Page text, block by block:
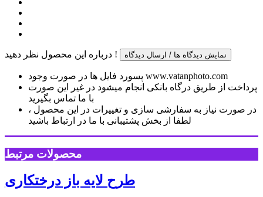
درباره این محصول نظر دهید ! نمایش دیدگاه ها / ارسال دیدگاه
پسورد فایل ها در صورت وجود www.vatanphoto.com
پرداخت از طریق درگاه بانکی انجام میشود در غیر این صورت
با ما تماس بگیرید
در صورت نیاز به سفارشی سازی و تغییرات در این محصول ،
لطفا از بخش پشتیبانی با ما در ارتباط باشید
محصولات مرتبط
طرح لایه باز درختکاری